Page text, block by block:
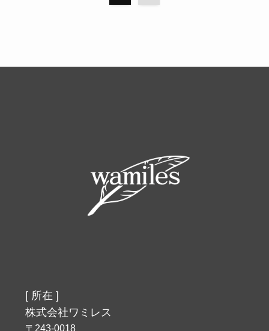
[ 所在 ]
株式会社ワミレス
〒243-0018